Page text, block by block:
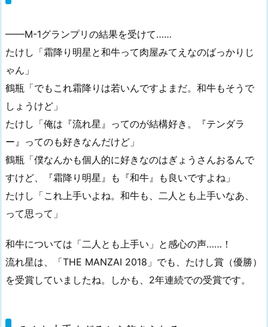
——M-1グランプリの結果を受けて……
たけし「霜降り明星と和牛って肉屋みてえなのばっかりじ
ゃん」
鶴瓶「でもこれ霜降りは若いんですよまだ。和牛もそうで
しょうけど」
たけし「俺は『流れ星』ってのが結構好き。『テンダラ
ー』ってのも好きなんだけど」
鶴瓶「僕なんかも個人的に好きなのはぎょうさんおるんで
すけど、『霜降り明星』も『和牛』も良いですよね」
たけし「これ上手いよね。和牛も、二人とも上手いなあ、
って思って」
和牛については「二人とも上手い」と感心の声……！
流れ星は、「THE MANZAI 2018」でも、たけし賞（優勝）
を受賞していましたね。しかも、2年連続での受賞です。